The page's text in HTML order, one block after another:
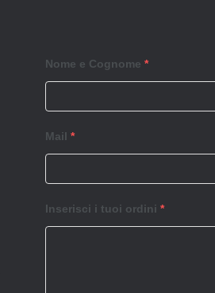
Nome e Cognome *
Mail *
Inserisci i tuoi ordini *